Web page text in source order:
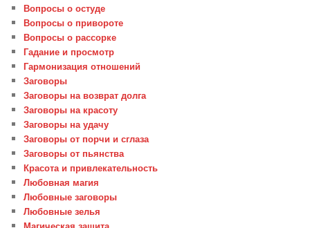
Вопросы о остуде
Вопросы о привороте
Вопросы о рассорке
Гадание и просмотр
Гармонизация отношений
Заговоры
Заговоры на возврат долга
Заговоры на красоту
Заговоры на удачу
Заговоры от порчи и сглаза
Заговоры от пьянства
Красота и привлекательность
Любовная магия
Любовные заговоры
Любовные зелья
Магическая защита